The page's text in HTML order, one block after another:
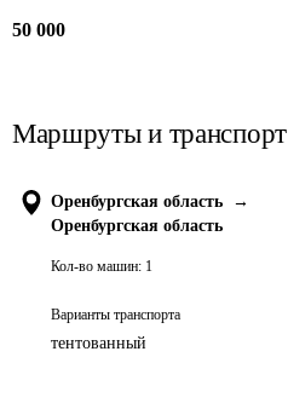
50 000
Маршруты и транспорт
Оренбургская область
→
Оренбургская область
Кол-во машин: 1
Варианты транспорта
тентованный